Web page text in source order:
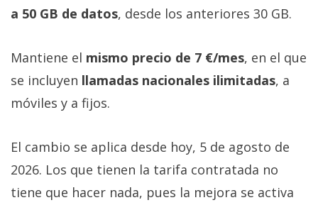
a 50 GB de datos, desde los anteriores 30 GB.
Mantiene el mismo precio de 7 €/mes, en el que
se incluyen llamadas nacionales ilimitadas, a
móviles y a fijos.
El cambio se aplica desde hoy, 5 de agosto de
2026. Los que tienen la tarifa contratada no
tiene que hacer nada, pues la mejora se activa